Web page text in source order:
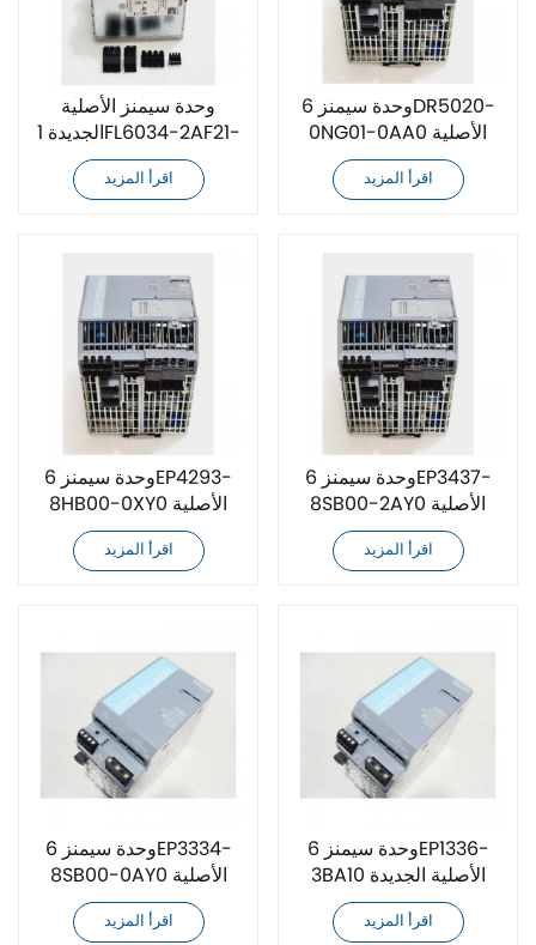
وحدة سيمنز الأصلية
الجديدة 1FL6034-2AF21-
1MB1
اقرأ المزيد
وحدة سيمنز 6DR5020-
0NG01-0AA0 الأصلية
الجديدة
اقرأ المزيد
وحدة سيمنز 6EP4293-
8HB00-0XY0 الأصلية
الجديدة
اقرأ المزيد
وحدة سيمنز 6EP3437-
8SB00-2AY0 الأصلية
الجديدة
اقرأ المزيد
وحدة سيمنز 6EP3334-
8SB00-0AY0 الأصلية
الجديدة
اقرأ المزيد
وحدة سيمنز 6EP1336-
3BA10 الأصلية الجديدة
اقرأ المزيد